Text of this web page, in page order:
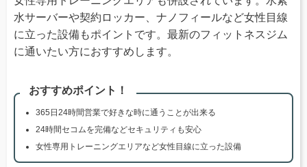
水サーバーや契約ロッカー、ナノフィールなど女性目線
に立った設備もポイントです。最新のフィットネスジム
に通いたい方におすすめします。
おすすめポイント！
365日24時間営業で好きな時に通うことが出来る
24時間セコムを完備などセキュリティも安心
女性専用トレーニングエリアなど女性目線に立った設備